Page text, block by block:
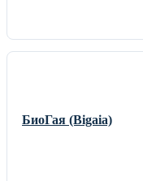
БиоГая (Bigaia)